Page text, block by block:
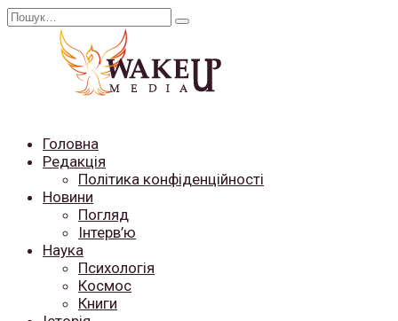
Перейти
Search
Головна
Редакція
Політика конфіденційності
Новини
Погляд
Інтерв’ю
Наука
Психологія
Космос
Книги